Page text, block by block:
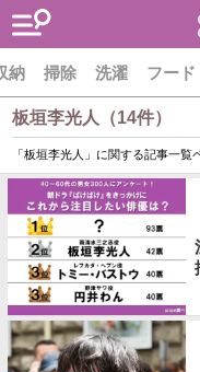
納 掃除 洗濯 フード
板垣李光人（14件）
「板垣李光人」に関する記事一覧